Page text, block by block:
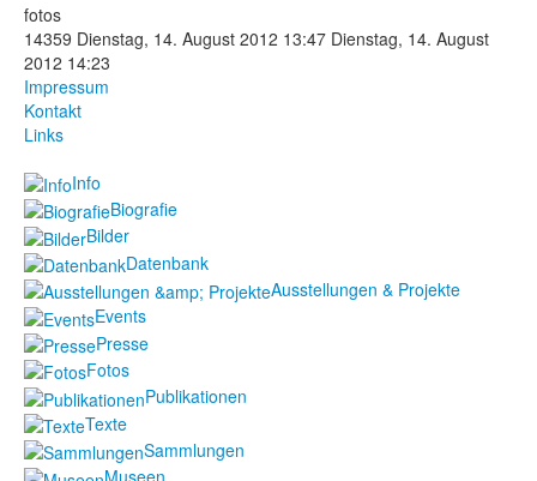
Publikationen
fotos
14359 Dienstag, 14. August 2012 13:47 Dienstag, 14. August
2012 14:23
Impressum
Kontakt
Links
Info
Biografie
Bilder
Datenbank
Ausstellungen & Projekte
Events
Presse
Fotos
Publikationen
Texte
Sammlungen